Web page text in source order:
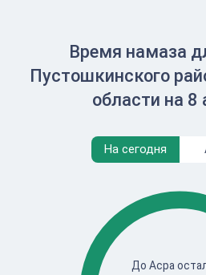
Время намаза
Пустошкинского
области на 8
На сегодня
До Асра